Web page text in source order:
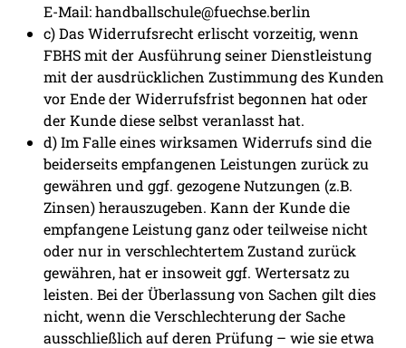
E-Mail: handballschule@fuechse.berlin
c) Das Widerrufsrecht erlischt vorzeitig, wenn
FBHS mit der Ausführung seiner Dienstleistung
mit der ausdrücklichen Zustimmung des Kunden
vor Ende der Widerrufsfrist begonnen hat oder
der Kunde diese selbst veranlasst hat.
d) Im Falle eines wirksamen Widerrufs sind die
beiderseits empfangenen Leistungen zurück zu
gewähren und ggf. gezogene Nutzungen (z.B.
Zinsen) herauszugeben. Kann der Kunde die
empfangene Leistung ganz oder teilweise nicht
oder nur in verschlechtertem Zustand zurück
gewähren, hat er insoweit ggf. Wertersatz zu
leisten. Bei der Überlassung von Sachen gilt dies
nicht, wenn die Verschlechterung der Sache
ausschließlich auf deren Prüfung – wie sie etwa